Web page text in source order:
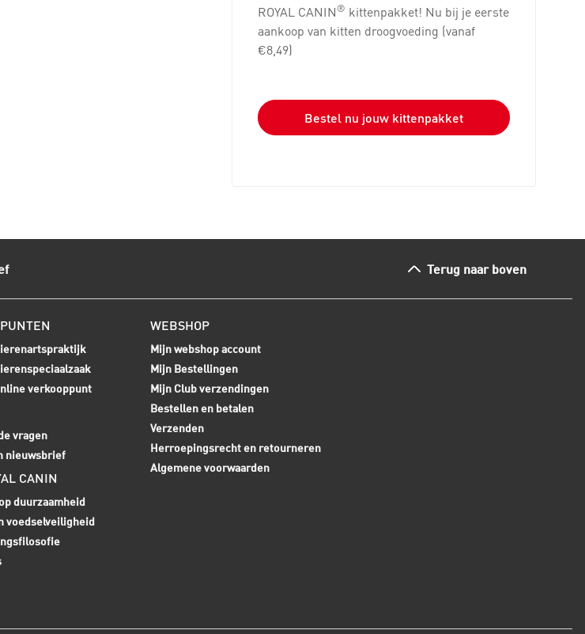
ROYAL CANIN® kittenpakket! Nu bij je eerste
aankoop van kitten droogvoeding (vanaf
€8,49)
Bestel nu jouw kittenpakket
Terug naar boven
verkooppunt
vragen
nieuwsbrief
CANIN
duurzaamheid
voedselveiligheid
WEBSHOP
Mijn webshop account
Mijn Bestellingen
Mijn Club verzendingen
Bestellen en betalen
Verzenden
Herroepingsrecht en retourneren
Algemene voorwaarden